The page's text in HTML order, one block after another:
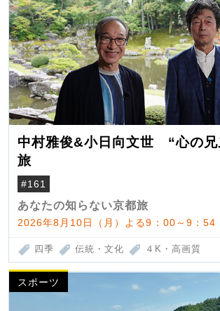
中村雅俊&小日向文世 “心の兄
旅
#161
あなたの知らない京都旅
2026年8月10日（月）よる9：00～9：54
四季 伝統・文化 ４K・高画質
スポーツ